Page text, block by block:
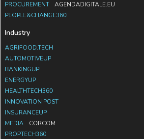
PROCUREMENT
AGENDADIGITALE.EU
PEOPLE&CHANGE360
Industry
AGRIFOOD.TECH
AUTOMOTIVEUP
BANKINGUP
ENERGYUP
HEALTHTECH360
INNOVATION POST
INSURANCEUP
MEDIA
CORCOM
PROPTECH360